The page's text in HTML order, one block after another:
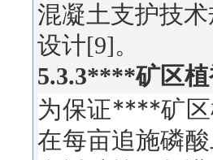
混凝土支护技
设计[9]。
5.3.3****矿区
为保证****矿
在每亩追施磷